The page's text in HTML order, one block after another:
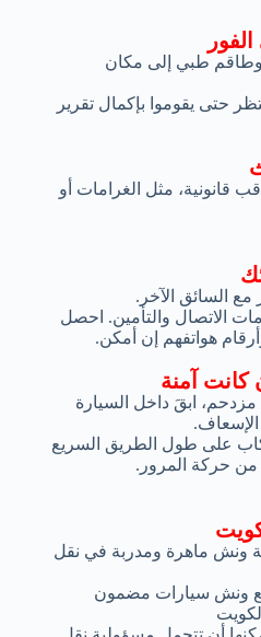
قانونية، مثل الغرامات أو
طبي إلى مكان
حتى يقوموا بإكمال تقرير
كانت آمنة
ابقَ داخل السيارة
على طول الطريق السريع
من حركة المرور.
السائق الآخر.
الاتصال والتأمين. احصل
هواتفهم إن أمكن.
ونش ماهرة ومدربة في نقل
ونش سيارات مضمون